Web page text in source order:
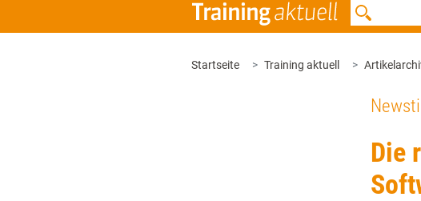
Startseite Training aktuell
Die